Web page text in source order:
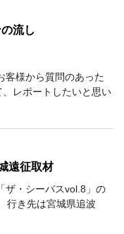
流し
客様から質問のあった
レポートしたいと思い
遠征取材
ザ・シーバスvol.8」の
行き先は宮城県追波